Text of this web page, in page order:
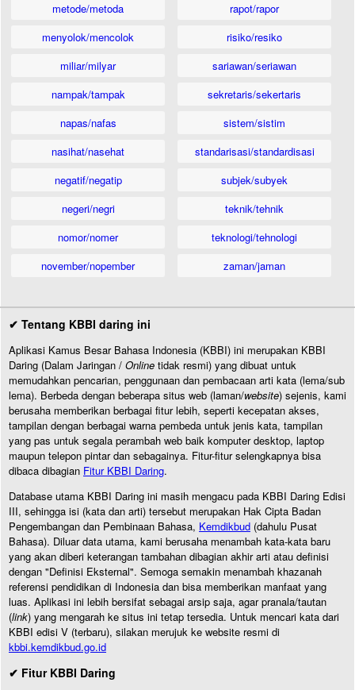
metode/metoda
menyolok/mencolok
miliar/milyar
nampak/tampak
napas/nafas
nasihat/nasehat
negatif/negatip
negeri/negri
nomor/nomer
november/nopember
rapot/rapor
risiko/resiko
sariawan/seriawan
sekretaris/sekertaris
sistem/sistim
standarisasi/standardisasi
subjek/subyek
teknik/tehnik
teknologi/tehnologi
zaman/jaman
✔ Tentang KBBI daring ini
Aplikasi Kamus Besar Bahasa Indonesia (KBBI) ini merupakan KBBI
Daring (Dalam Jaringan / Online tidak resmi) yang dibuat untuk
memudahkan pencarian, penggunaan dan pembacaan arti kata (lema/sub
lema). Berbeda dengan beberapa situs web (laman/website) sejenis, kami
berusaha memberikan berbagai fitur lebih, seperti kecepatan akses,
tampilan dengan berbagai warna pembeda untuk jenis kata, tampilan
yang pas untuk segala perambah web baik komputer desktop, laptop
maupun telepon pintar dan sebagainya. Fitur-fitur selengkapnya bisa
dibaca dibagian Fitur KBBI Daring.
Database utama KBBI Daring ini masih mengacu pada KBBI Daring Edisi
III, sehingga isi (kata dan arti) tersebut merupakan Hak Cipta Badan
Pengembangan dan Pembinaan Bahasa, Kemdikbud (dahulu Pusat
Bahasa). Diluar data utama, kami berusaha menambah kata-kata baru
yang akan diberi keterangan tambahan dibagian akhir arti atau definisi
dengan "Definisi Eksternal". Semoga semakin menambah khazanah
referensi pendidikan di Indonesia dan bisa memberikan manfaat yang
luas. Aplikasi ini lebih bersifat sebagai arsip saja, agar pranala/tautan
(link) yang mengarah ke situs ini tetap tersedia. Untuk mencari kata dari
KBBI edisi V (terbaru), silakan merujuk ke website resmi di
kbbi.kemdikbud.go.id
✔ Fitur KBBI Daring